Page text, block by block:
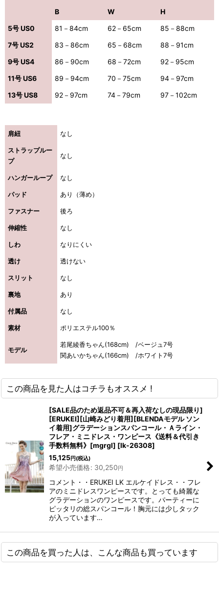
B W
H
5号 US0
81－84cm 62－65cm
85－88cm
7号 US2
83－86cm 65－68cm
88－91cm
9号 US4
86－90cm 68－72cm
92－95cm
11号 US6
89－94cm 70－75cm
94－97cm
13号 US8
92－97cm 74－79cm 97－102cm
肩紐 なし
ストラップルー
プ
なし
ハンガーループ なし
パッド あり（薄め）
ファスナー 後ろ
伸縮性 なし
しわ なりにくい
透け 透けない
スリット なし
裏地 あり
付属品 なし
素材 ポリエステル100％
モデル
若尾綾香ちゃん(168cm) /ベージュ7号
関あいかちゃん(166cm) /ホワイト7号
この商品を見た人はコチラもオススメ !
[SALE品のため返品不可＆再入荷なしの現品限り]
[ERUKEI][山崎みどり着用][BLENDAモデル ソン
イ着用]グラデーションスパンコール・Ａライン・
フレア・ミニドレス・ワンピース《送料＆代引き
手数料無料》[mgrgl] [lk-26308]
15,125円 (税込)
希望小売価格: 30,250 円
コメント・・ERUKEI LK エルケイドレス・・フレ
アのミニドレスワンピースです。とっても綺麗な
グラデーションのワンピースです。パーティーに
ピッタリの総スパンコール！胸元には少しタック
が入っています…
この商品を買った人は、こんな商品も買っています